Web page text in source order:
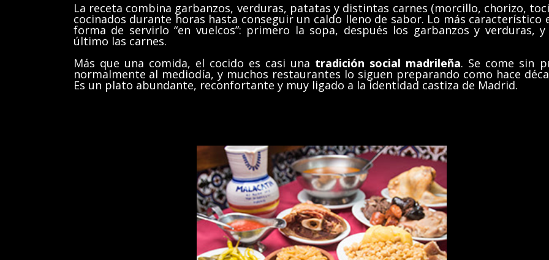
La receta combina garbanzos, verduras, patatas y distintas carnes (morcillo, chorizo,
cocinados durante horas hasta conseguir un caldo lleno de sabor. Lo más característico
forma de servirlo “en vuelcos”: primero la sopa, después los garbanzos y verduras,
último las carnes.
Más que una comida, el cocido es casi una tradición social madrileña. Se come sin
normalmente al mediodía, y muchos restaurantes lo siguen preparando como hace
Es un plato abundante, reconfortante y muy ligado a la identidad castiza de Madrid.